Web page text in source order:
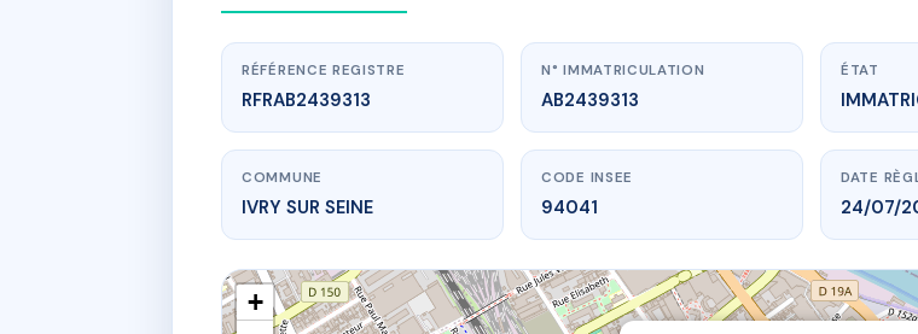
RÉFÉRENCE REGISTRE
RFRAB2439313
N° IMMATRICULATION
AB2439313
ÉTAT
COMMUNE
IVRY SUR SEINE
CODE INSEE
94041
DATE
24/07/
+